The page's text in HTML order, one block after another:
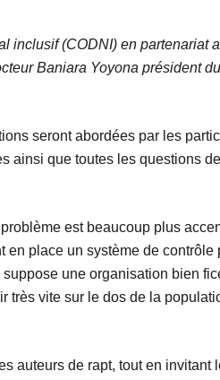
inclusif (CODNI) en partenariat
Baniara Yoyona président
seront abordées par les
ainsi que toutes les questions
est beaucoup plus
place un système de contrôle
une organisation bien
très vite sur le dos de la
auteurs de rapt, tout en invitant